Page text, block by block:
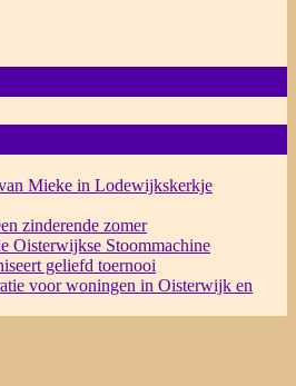
Mieke in Lodewijkskerkje
zinderende zomer
Oisterwijkse Stoommachine
geliefd toernooi
voor woningen in Oisterwijk en